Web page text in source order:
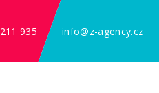
935 info@z-agency.cz